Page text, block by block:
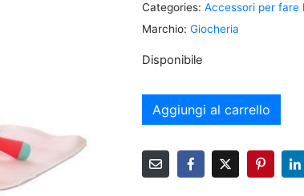
Categories: Accessori per fare
Marchio: Giocheria
Disponibile
Aggiungi al carrello